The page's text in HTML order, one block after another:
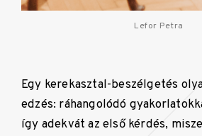
Lefor Petra
Egy kerekasztal-beszélgetés
edzés: ráhangolódó
így adekvát az első kérdés,